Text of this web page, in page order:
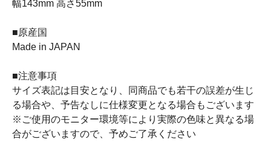
幅143mm 高さ55mm
■原産国
Made in JAPAN
■注意事項
サイズ表記は目安となり、同商品でも若干の誤差が生じ
る場合や、予告なしに仕様変更となる場合もございます
※ご使用のモニター環境等により実際の色味と異なる場
合がございますので、予めご了承ください